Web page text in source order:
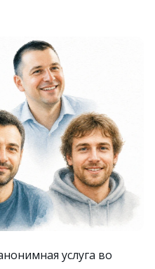
услуга во